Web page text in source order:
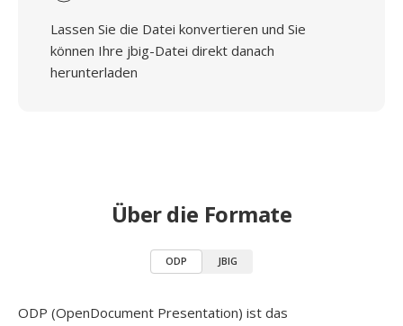
Lassen Sie die Datei konvertieren und Sie
können Ihre jbig-Datei direkt danach
herunterladen
Über die Formate
ODP JBIG
ODP (OpenDocument Presentation) ist das